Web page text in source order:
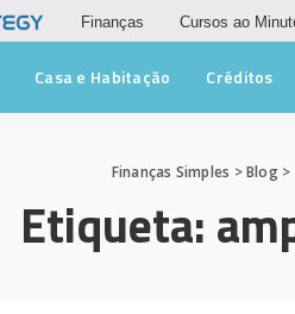
Finanças Cursos ao
Casa e Habitação Créditos
Finanças Simples >Blog>
Etiqueta: